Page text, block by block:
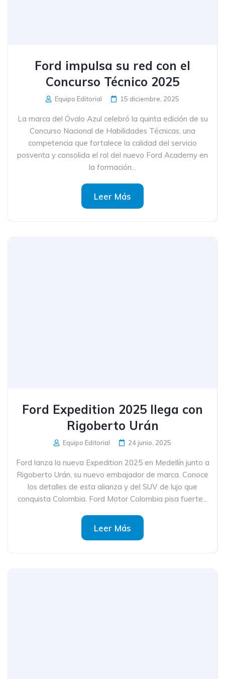
Ford impulsa su red con el
Concurso Técnico 2025
Equipo Editorial 15 diciembre, 2025
La marca del Óvalo Azul celebró la quinta edición de su
Concurso Nacional de Habilidades Técnicas, una
competencia que fortalece la calidad del servicio
posventa y consolida el rol del nuevo Ford Academy en
la formación...
Leer Más
Ford Expedition 2025 llega con
Rigoberto Urán
Equipo Editorial 24 junio, 2025
Ford lanza la nueva Expedition 2025 en Medellín junto a
Rigoberto Urán, su nuevo embajador de marca. Conoce
los detalles de esta alianza y del SUV de lujo que
conquista Colombia. Ford Motor Colombia pisa fuerte...
Leer Más